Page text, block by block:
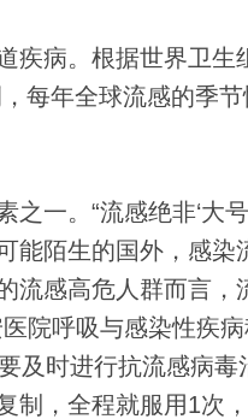
病。根据世界卫生
每年全球流感的季
。“流感绝非‘大号
能陌生的国外，感染
流感高危人群而言，
院呼吸与感染性疾
及时进行抗流感病
制，全程就服用1次